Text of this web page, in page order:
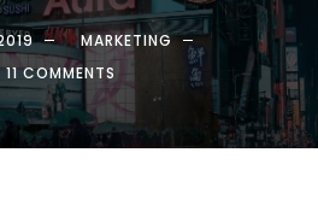
MARKETING
11 COMMENTS